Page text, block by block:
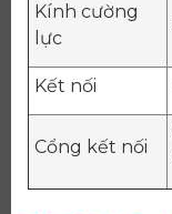
Kính cường
lực
Kết nối
Cổng kết nối